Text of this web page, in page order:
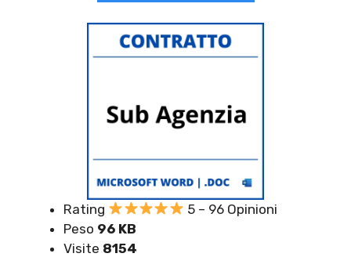
Rating
5 – 96 Opinioni
Peso 96 KB
Visite 8154